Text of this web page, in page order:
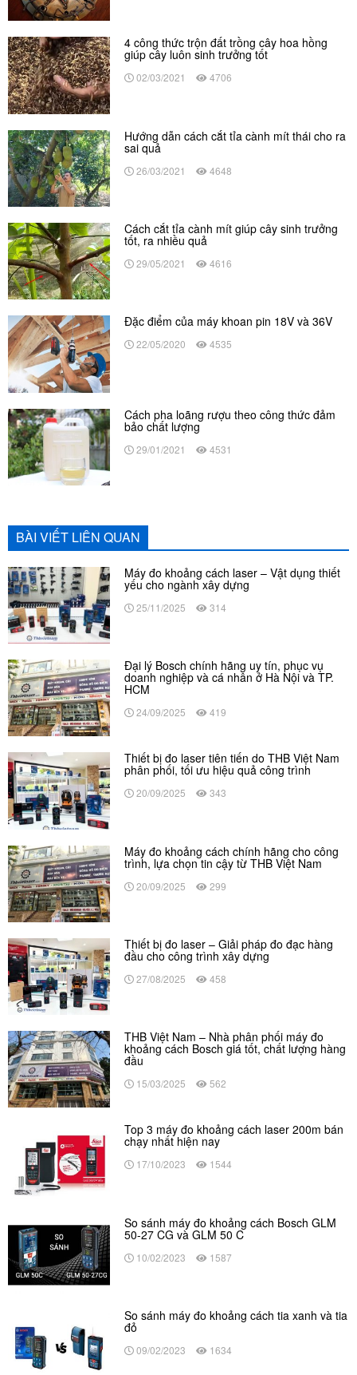
4 công thức trộn đất trồng cây hoa hồng
giúp cây luôn sinh trưởng tốt
02/03/2021 4706
Hướng dẫn cách cắt tỉa cành mít thái cho ra
sai quả
26/03/2021 4648
Cách cắt tỉa cành mít giúp cây sinh trưởng
tốt, ra nhiều quả
29/05/2021 4616
Đặc điểm của máy khoan pin 18V và 36V
22/05/2020 4535
Cách pha loãng rượu theo công thức đảm
bảo chất lượng
29/01/2021 4531
BÀI VIẾT LIÊN QUAN
Máy đo khoảng cách laser – Vật dụng thiết
yếu cho ngành xây dựng
25/11/2025 314
Đại lý Bosch chính hãng uy tín, phục vụ
doanh nghiệp và cá nhân ở Hà Nội và TP.
HCM
24/09/2025 419
Thiết bị đo laser tiên tiến do THB Việt Nam
phân phối, tối ưu hiệu quả công trình
20/09/2025 343
Máy đo khoảng cách chính hãng cho công
trình, lựa chọn tin cậy từ THB Việt Nam
20/09/2025 299
Thiết bị đo laser – Giải pháp đo đạc hàng
đầu cho công trình xây dựng
27/08/2025 458
THB Việt Nam – Nhà phân phối máy đo
khoảng cách Bosch giá tốt, chất lượng hàng
đầu
15/03/2025 562
Top 3 máy đo khoảng cách laser 200m bán
chạy nhất hiện nay
17/10/2023 1544
So sánh máy đo khoảng cách Bosch GLM
50-27 CG và GLM 50 C
10/02/2023 1587
So sánh máy đo khoảng cách tia xanh và tia
đỏ
09/02/2023 1634